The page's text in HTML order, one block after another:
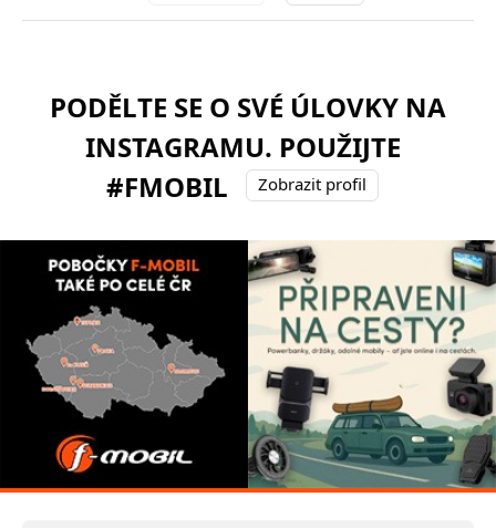
PODĚLTE SE O SVÉ ÚLOVKY NA
INSTAGRAMU. POUŽIJTE
#FMOBIL
Zobrazit profil